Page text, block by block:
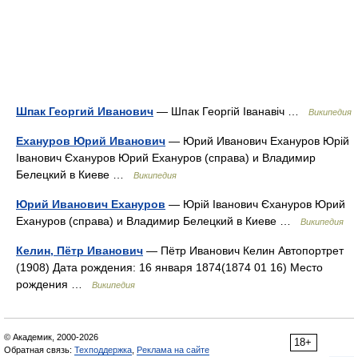
Шпак Георгий Иванович — Шпак Георгій Іванавіч … Википедия
Ехануров Юрий Иванович — Юрий Иванович Ехануров Юрій
Іванович Єхануров Юрий Ехануров (справа) и Владимир
Белецкий в Киеве …
Википедия
Юрий Иванович Ехануров — Юрій Іванович Єхануров Юрий
Ехануров (справа) и Владимир Белецкий в Киеве …
Википедия
Келин, Пётр Иванович — Пётр Иванович Келин Автопортрет
(1908) Дата рождения: 16 января 1874(1874 01 16) Место
рождения …
Википедия
18+
© Академик, 2000-2026
Обратная связь: Техподдержка Реклама на сайте